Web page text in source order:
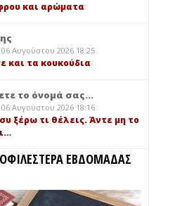
και αρώματα
Αυγούστου 2026 18:25
και τα κουκούδια
το όνομά σας...
Αυγούστου 2026 18:16
ξέρω τι θέλεις. Άντε μη το
ΕΒΔΟΜΑΔΑΣ